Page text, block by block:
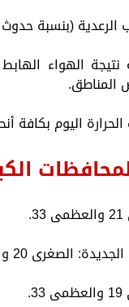
(بنسبة حدوث 20% تقريباً):
نتيجة الهواء
المناطق.
اليوم بكافة
الصغرى 20 والعظمى 33.